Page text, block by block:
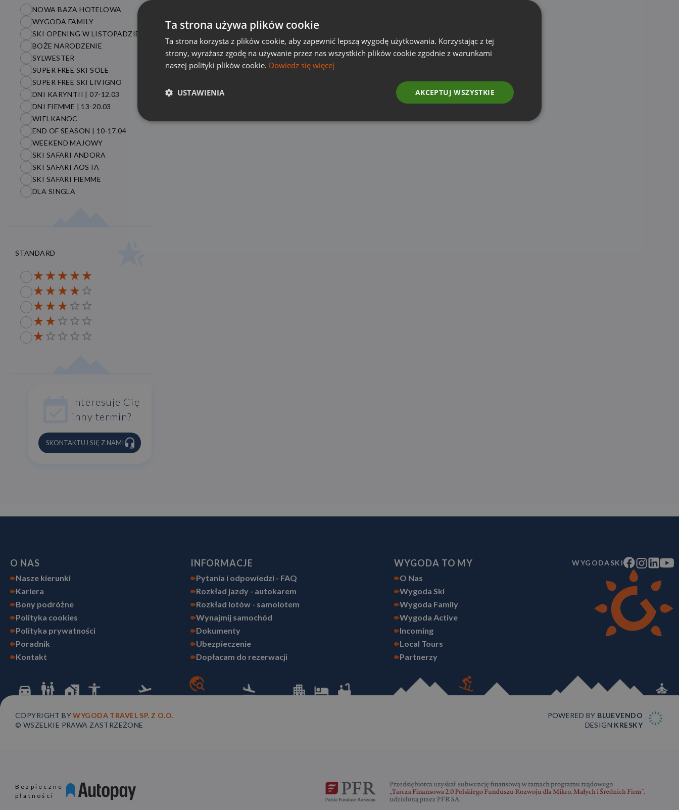
NOWA BAZA HOTELOWA
WYGODA FAMILY
SKI OPENING W LISTOPADZIE
BOŻE NARODZENIE
SYLWESTER
SUPER FREE SKI SOLE
SUPER FREE SKI LIVIGNO
DNI KARYNTII | 07-12.03
DNI FIEMME | 13-20.03
WIELKANOC
END OF SEASON | 10-17.04
WEEKEND MAJOWY
SKI SAFARI ANDORA
SKI SAFARI AOSTA
SKI SAFARI FIEMME
DLA SINGLA
STANDARD
Interesuje Cię
inny termin?
SKONTAKTUJ SIĘ Z NAMI
O NAS
Nasze kierunki
Kariera
Bony podróżne
Polityka cookies
Polityka prywatności
Poradnik
Kontakt
INFORMACJE
Pytania i odpowiedzi - FAQ
Rozkład jazdy - autokarem
Rozkład lotów - samolotem
Wynajmij samochód
Dokumenty
Ubezpieczenie
Dopłacam do rezerwacji
WYGODA TO MY
O Nas
Wygoda Ski
Wygoda Family
Wygoda Active
Incoming
Local Tours
Partnerzy
WYGODASKI
COPYRIGHT BY WYGODA TRAVEL SP. Z O.O.
© WSZELKIE PRAWA ZASTRZEŻONE
POWERED BY BLUEVENDO
DESIGN KRESKY
Bezpieczne
płatności
Ta strona używa plików cookie
Ta strona korzysta z plików cookie, aby zapewnić lepszą wygodę użytkowania. Korzystając z tej
strony, wyrażasz zgodę na używanie przez nas wszystkich plików cookie zgodnie z warunkami
naszej polityki plików cookie. Dowiedz się więcej
AKCEPTUJ WSZYSTKIE
USTAWIENIA